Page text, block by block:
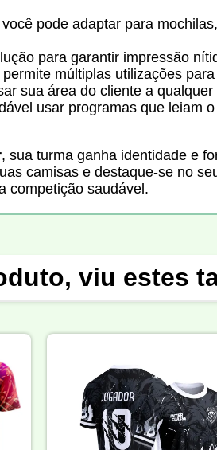
pode adaptar para
para garantir impressão
múltiplas utilizações
sua área do cliente a
usar programas que leiam
, sua turma ganha identidade e
camisas e destaque-se no
competição saudável.
viu estes